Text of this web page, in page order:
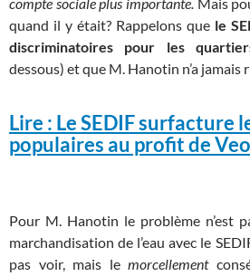
compte sociale plus importante. Mais
quand il y était? Rappelons que le
discriminatoires pour les
dessous) et que M. Hanotin n’a jamais
Lire : Le SEDIF surfacture
populaires au profit de
Pour M. Hanotin le problème n’est
marchandisation de l’eau avec le
pas voir, mais lemorcellement